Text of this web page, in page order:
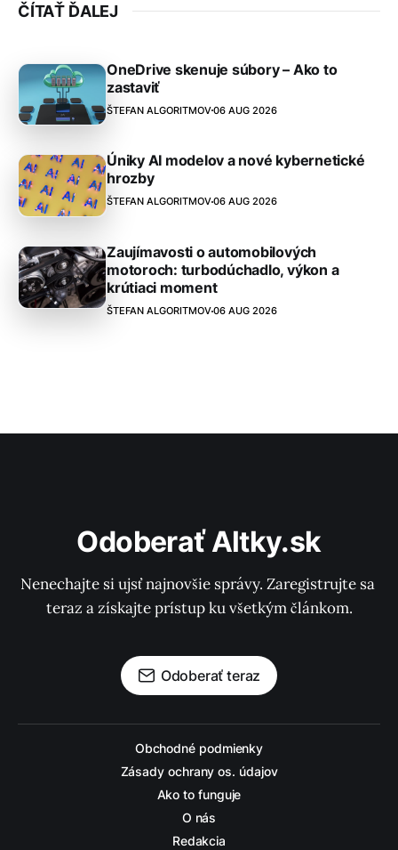
ČÍTAŤ ĎALEJ
OneDrive skenuje súbory – Ako to
zastaviť
ŠTEFAN ALGORITMOV06 AUG 2026
Úniky AI modelov a nové kybernetické
hrozby
ŠTEFAN ALGORITMOV06 AUG 2026
Zaujímavosti o automobilových
motoroch: turbodúchadlo, výkon a
krútiaci moment
ŠTEFAN ALGORITMOV06 AUG 2026
Odoberať Altky.sk
Nenechajte si ujsť najnovšie správy. Zaregistrujte sa
teraz a získajte prístup ku všetkým článkom.
Odoberať teraz
Obchodné podmienky
Zásady ochrany os. údajov
Ako to funguje
O nás
Redakcia